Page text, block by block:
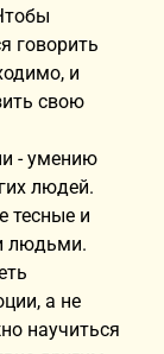
говорить
и
свою
- умению
людей.
тесные и
людьми.
а не
научиться